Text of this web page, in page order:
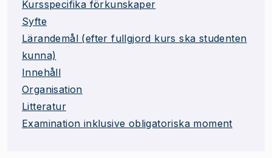
Kursspecifika förkunskaper
Syfte
Lärandemål (efter fullgjord kurs ska studenten
kunna)
Innehåll
Organisation
Litteratur
Examination inklusive obligatoriska moment